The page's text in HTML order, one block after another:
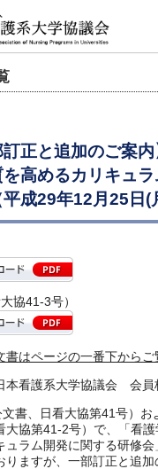
訂正と追加のご案
高めるカリキュ
成29年12月25日(
協41-3号）
書はページの一番下からご
本看護系大学協議会 会員
書、日看大協第41号）お
大協第41-2号）で、「看
ュラム開発に関する研修
りますが、一部訂正と追加